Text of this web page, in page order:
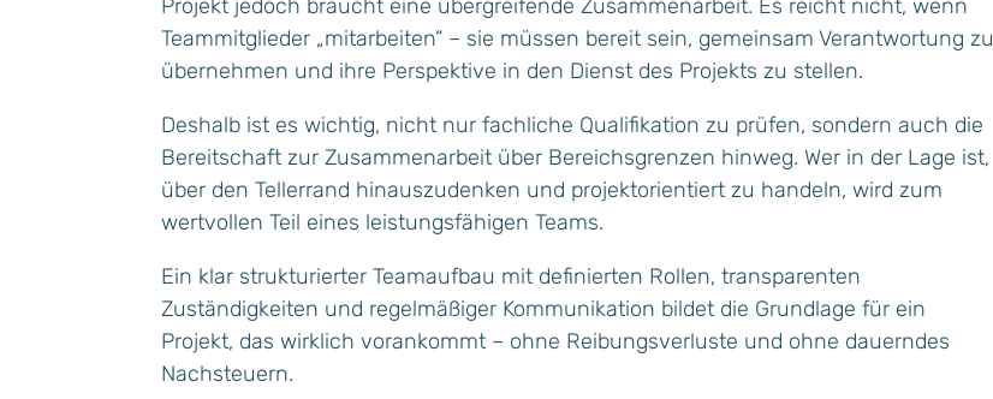
Projekt jedoch braucht eine übergreifende Zusammenarbeit. Es reicht nicht, wenn
Teammitglieder „mitarbeiten“ – sie müssen bereit sein, gemeinsam Verantwortung zu
übernehmen und ihre Perspektive in den Dienst des Projekts zu stellen.
Deshalb ist es wichtig, nicht nur fachliche Qualifikation zu prüfen, sondern auch die
Bereitschaft zur Zusammenarbeit über Bereichsgrenzen hinweg. Wer in der Lage ist,
über den Tellerrand hinauszudenken und projektorientiert zu handeln, wird zum
wertvollen Teil eines leistungsfähigen Teams.
Ein klar strukturierter Teamaufbau mit definierten Rollen, transparenten
Zuständigkeiten und regelmäßiger Kommunikation bildet die Grundlage für ein
Projekt, das wirklich vorankommt – ohne Reibungsverluste und ohne dauerndes
Nachsteuern.